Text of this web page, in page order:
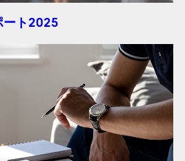
ート2025